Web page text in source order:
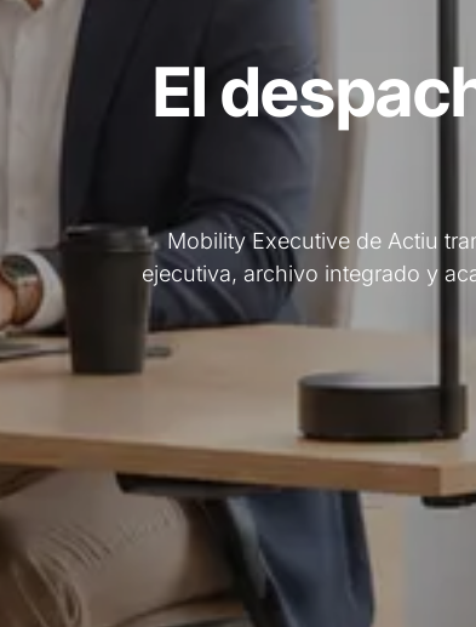
El
Mobility Executive de Actiu
ejecutiva, archivo integrado y